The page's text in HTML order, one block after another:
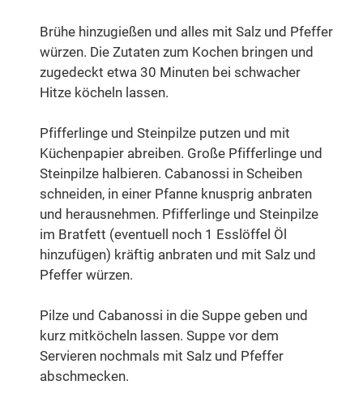
Brühe hinzugießen und alles mit Salz und Pfeffer
würzen. Die Zutaten zum Kochen bringen und
zugedeckt etwa 30 Minuten bei schwacher
Hitze köcheln lassen.
Pfifferlinge und Steinpilze putzen und mit
Küchenpapier abreiben. Große Pfifferlinge und
Steinpilze halbieren. Cabanossi in Scheiben
schneiden, in einer Pfanne knusprig anbraten
und herausnehmen. Pfifferlinge und Steinpilze
im Bratfett (eventuell noch 1 Esslöffel Öl
hinzufügen) kräftig anbraten und mit Salz und
Pfeffer würzen.
Pilze und Cabanossi in die Suppe geben und
kurz mitköcheln lassen. Suppe vor dem
Servieren nochmals mit Salz und Pfeffer
abschmecken.